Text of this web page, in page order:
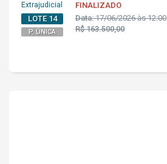
Extrajudicial
LOTE 14
P. ÚNICA
FINALIZADO
Data:17/06/2026 às 12:00
R$ 163.500,00